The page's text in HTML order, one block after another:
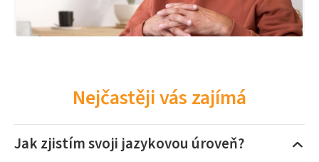
Nejčastěji vás zajímá
Jak zjistím svoji jazykovou úroveň?